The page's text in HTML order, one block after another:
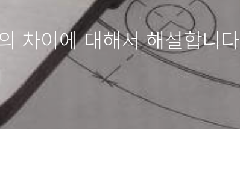
차이에 대해서 해설합니다